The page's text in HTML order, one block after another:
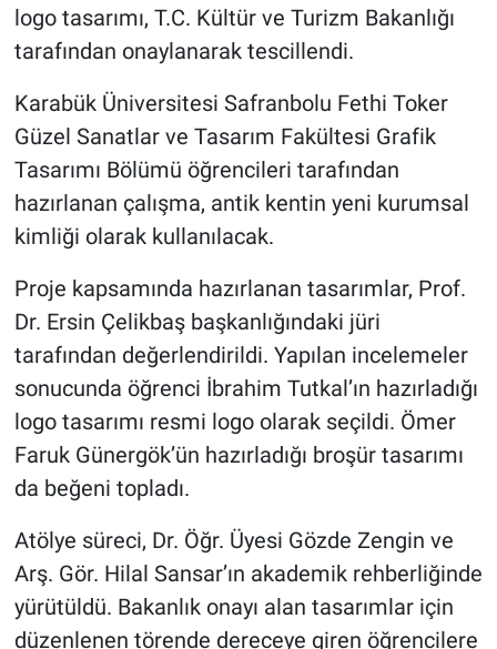
logo tasarımı, T.C. Kültür ve Turizm Bakanlığı
tarafından onaylanarak tescillendi.
Karabük Üniversitesi Safranbolu Fethi Toker
Güzel Sanatlar ve Tasarım Fakültesi Grafik
Tasarımı Bölümü öğrencileri tarafından
hazırlanan çalışma, antik kentin yeni kurumsal
kimliği olarak kullanılacak.
Proje kapsamında hazırlanan tasarımlar, Prof.
Dr. Ersin Çelikbaş başkanlığındaki jüri
tarafından değerlendirildi. Yapılan incelemeler
sonucunda öğrenci İbrahim Tutkal’ın hazırladığı
logo tasarımı resmi logo olarak seçildi. Ömer
Faruk Günergök’ün hazırladığı broşür tasarımı
da beğeni topladı.
Atölye süreci, Dr. Öğr. Üyesi Gözde Zengin ve
Arş. Gör. Hilal Sansar’ın akademik rehberliğinde
yürütüldü. Bakanlık onayı alan tasarımlar için
düzenlenen törende dereceye giren öğrencilere